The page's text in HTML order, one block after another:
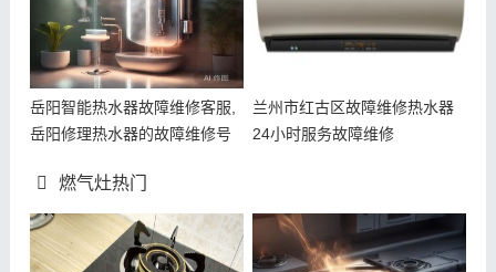
岳阳智能热水器故障维修客服,
岳阳修理热水器的故障维修号
兰州市红古区故障维修热水器
24小时服务故障维修
燃气灶热门